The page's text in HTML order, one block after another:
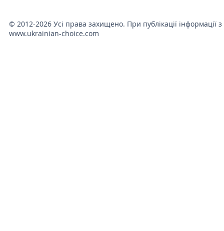
© 2012-2026 Усі права захищено. При публікації інформації
www.ukrainian-choice.com